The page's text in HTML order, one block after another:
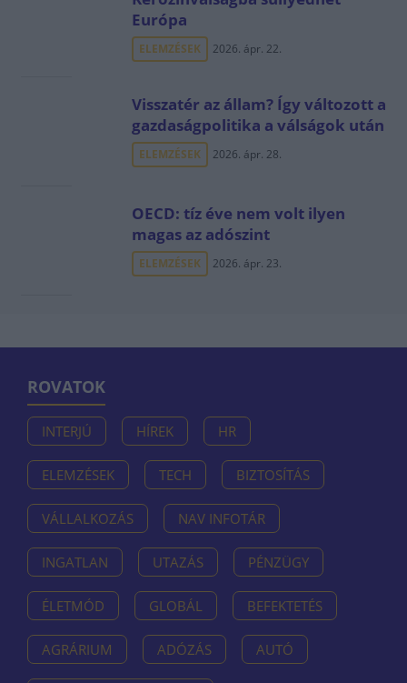
Európa
ELEMZÉSEK 2026. ápr. 22.
Visszatér az állam? Így változott a
gazdaságpolitika a válságok után
ELEMZÉSEK 2026. ápr. 28.
OECD: tíz éve nem volt ilyen
magas az adószint
ELEMZÉSEK 2026. ápr. 23.
ROVATOK
INTERJÚ HÍREK HR
ELEMZÉSEK TECH BIZTOSÍTÁS
VÁLLALKOZÁS NAV INFOTÁR
INGATLAN UTAZÁS PÉNZÜGY
ÉLETMÓD GLOBÁL BEFEKTETÉS
AGRÁRIUM ADÓZÁS AUTÓ